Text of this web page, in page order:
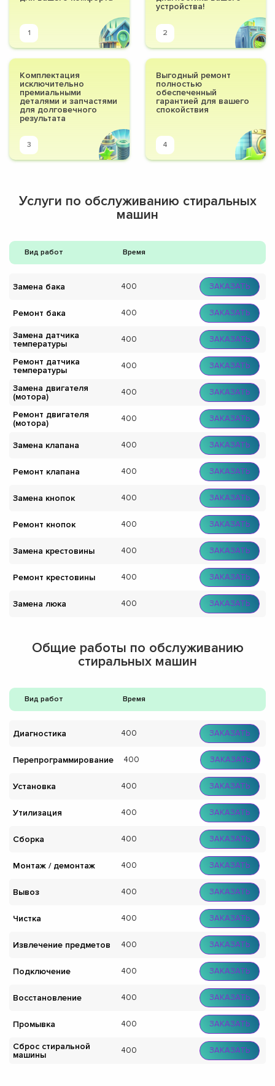
1
устройства!
2
Комплектация
исключительно
премиальными
деталями и запчастями
для долговечного
результата
3
Выгодный ремонт
полностью
обеспеченный
гарантией для вашего
спокойствия
4
Услуги по обслуживанию стиральных
машин
Вид работ Время
Замена бака 400 ЗАКАЗАТЬ
Ремонт бака 400 ЗАКАЗАТЬ
Замена датчика
температуры
400 ЗАКАЗАТЬ
Ремонт датчика
температуры
400 ЗАКАЗАТЬ
Замена двигателя
(мотора)
400 ЗАКАЗАТЬ
Ремонт двигателя
(мотора)
400 ЗАКАЗАТЬ
Замена клапана 400 ЗАКАЗАТЬ
Ремонт клапана 400 ЗАКАЗАТЬ
Замена кнопок 400 ЗАКАЗАТЬ
Ремонт кнопок 400 ЗАКАЗАТЬ
Замена крестовины 400 ЗАКАЗАТЬ
Ремонт крестовины 400 ЗАКАЗАТЬ
Замена люка 400 ЗАКАЗАТЬ
Общие работы по обслуживанию
стиральных машин
Вид работ Время
Диагностика 400 ЗАКАЗАТЬ
Перепрограммирование 400 ЗАКАЗАТЬ
Установка 400 ЗАКАЗАТЬ
Утилизация 400 ЗАКАЗАТЬ
Сборка 400 ЗАКАЗАТЬ
Монтаж / демонтаж 400 ЗАКАЗАТЬ
Вывоз 400 ЗАКАЗАТЬ
Чистка 400 ЗАКАЗАТЬ
Извлечение предметов 400 ЗАКАЗАТЬ
Подключение 400 ЗАКАЗАТЬ
Восстановление 400 ЗАКАЗАТЬ
Промывка 400 ЗАКАЗАТЬ
Сброс стиральной
машины
400 ЗАКАЗАТЬ